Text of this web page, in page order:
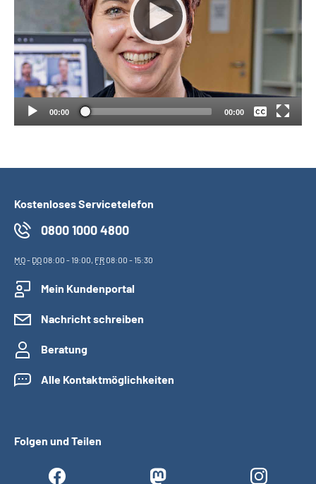
Suche
Language
Inhalte in Gebärdensprache (DGS)
Mein Kundenportal
00:00 00:00
Deutsch
Kostenloses Servicetelefon
0800 1000 4800
MO- DO08:00 - 19:00, FR08:00 - 15:30
Mein Kundenportal
Nachricht schreiben
Beratung
Alle Kontaktmöglichkeiten
Folgen und Teilen